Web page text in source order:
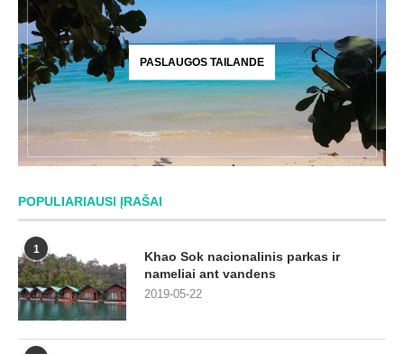
PASLAUGOS TAILANDE
POPULIARIAUSI ĮRAŠAI
1
Khao Sok nacionalinis parkas ir
nameliai ant vandens
2019-05-22